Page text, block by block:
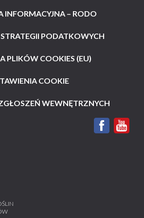
INFORMACYJNA – RODO
PODATKOWYCH
PLIKÓW COOKIES (EU)
COOKIE
WEWNĘTRZNYCH